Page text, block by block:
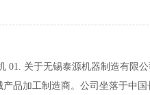
01. 关于无锡泰源机器制造有限
品加工制造商。公司坐落于中国